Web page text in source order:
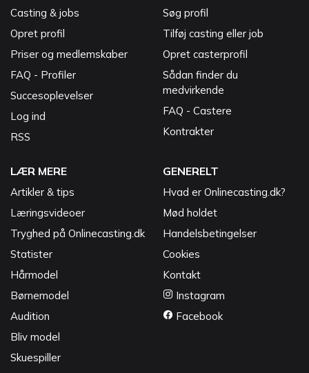
Casting & jobs
Opret profil
Priser og medlemskaber
FAQ - Profiler
Succesoplevelser
Log ind
RSS
Søg profil
Tilføj casting eller job
Opret casterprofil
Sådan finder du
medvirkende
FAQ - Castere
Kontrakter
LÆR MERE
Artikler & tips
Læringsvideoer
Tryghed på Onlinecasting.dk
Statister
Hårmodel
Børnemodel
Audition
Bliv model
Skuespiller
GENERELT
Hvad er Onlinecasting.dk?
Mød holdet
Handelsbetingelser
Cookies
Kontakt
Instagram
Facebook